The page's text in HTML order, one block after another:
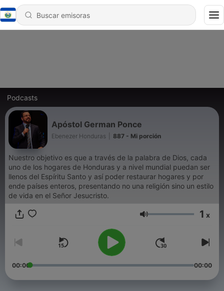
Podcasts
Apóstol German Ponce
Ebenezer Honduras 887 - Mi porción
Nuestro objetivo es que a través de la palabra de Dios, cada
uno de los hogares de Honduras y a nivel mundial puedan ser
llenos del Espíritu Santo y así poder restaurar hogares y por
ende países enteros, presentando no una religión sino un estilo
de vida en el Señor Jesucristo.
Volumen 1 x
00:00 00:00